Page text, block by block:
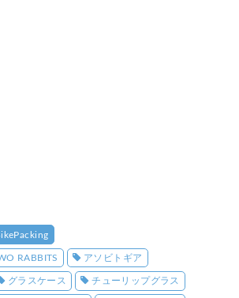
RABBITS アソビトギア
グラスケース チューリップグラス